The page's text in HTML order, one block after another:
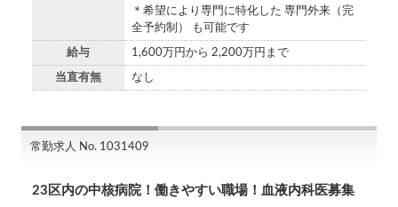
＊希望により専門に特化した 専門外来（完
全予約制） も可能です
給与 1,600万円から 2,200万円まで
当直有無 なし
常勤求人 No. 1031409
23区内の中核病院！働きやすい職場！血液内科医募集